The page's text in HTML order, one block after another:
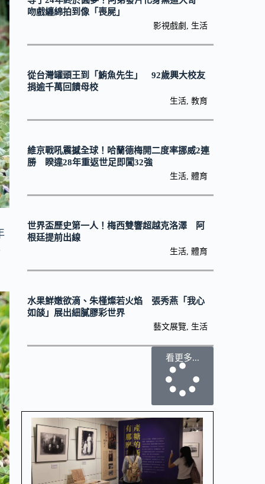
吻戲纏綿拍到像「喪屍」
影視戲劇 , 生活
從台灣罐頭王到「鮪魚先生」 92歲興大校友
捐逾千萬回饋母校
生活, 教育
維京戰吼震撼全球！哈蘭德梅開二度率挪威2連
勝 睽違28年重返世足即闖32強
生活, 體育
世界盃歷史第一人！梅西雙響超越克洛澤 阿
根廷提前出線
生活, 體育
水果鮮嫩欲滴、朱槿燦若火焰 張秀燕「我心
如燄」展出細膩膠彩世界
藝文展覽, 生活
看更多...